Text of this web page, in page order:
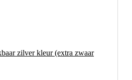
zilver kleur (extra zwaar